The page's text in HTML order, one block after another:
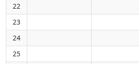
22
23
24
25